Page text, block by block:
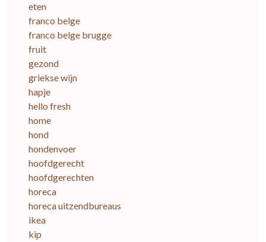
eten
franco belge
franco belge brugge
fruit
gezond
griekse wijn
hapje
hello fresh
home
hond
hondenvoer
hoofdgerecht
hoofdgerechten
horeca
horeca uitzendbureaus
ikea
kip